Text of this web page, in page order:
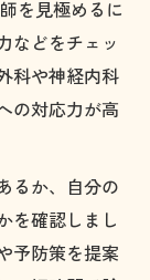
を見極めるに
などをチェッ
科や神経内科
の対応力が高
るか、自分の
を確認しまし
予防策を提案